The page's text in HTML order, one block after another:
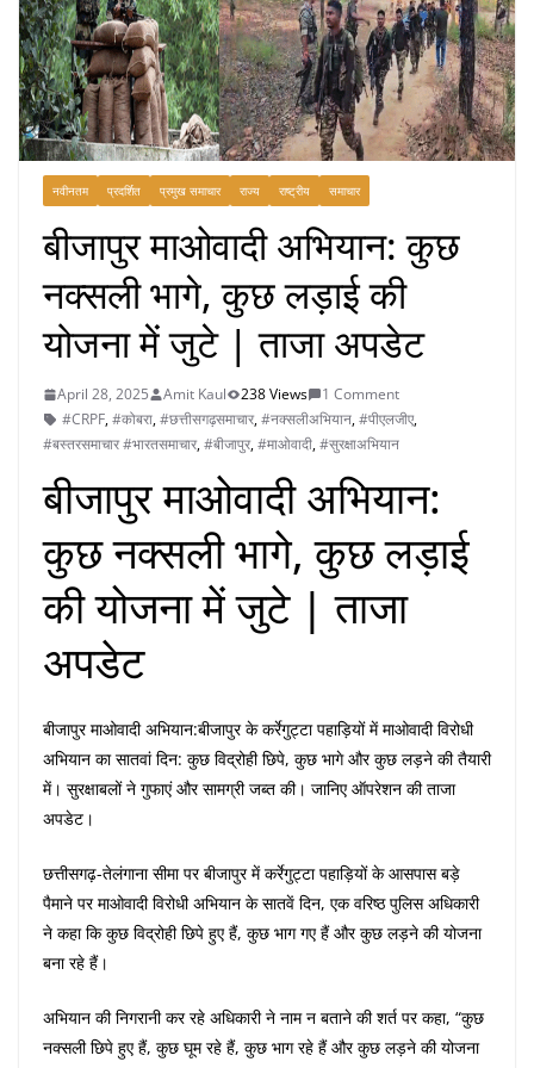
नवीनतम प्रदर्शित प्रमुख समाचार राज्य राष्ट्रीय समाचार
बीजापुर माओवादी अभियान: कुछ
नक्सली भागे, कुछ लड़ाई की
योजना में जुटे | ताजा अपडेट
April 28, 2025 Amit Kaul 238 Views
1 Comment
#CRPF,#कोबरा,#छत्तीसगढ़समाचार,#नक्सलीअभियान,#पीएलजीए,
#बस्तरसमाचार #भारतसमाचार,#बीजापुर,#माओवादी,#सुरक्षाअभियान
बीजापुर माओवादी अभियान:
कुछ नक्सली भागे, कुछ लड़ाई
की योजना में जुटे | ताजा
अपडेट
बीजापुर माओवादी अभियान:बीजापुर के कर्रेगुट्टा पहाड़ियों में माओवादी विरोधी
अभियान का सातवां दिन: कुछ विद्रोही छिपे, कुछ भागे और कुछ लड़ने की तैयारी
में। सुरक्षाबलों ने गुफाएं और सामग्री जब्त की। जानिए ऑपरेशन की ताजा
अपडेट।
छत्तीसगढ़-तेलंगाना सीमा पर बीजापुर में कर्रेगुट्टा पहाड़ियों के आसपास बड़े
पैमाने पर माओवादी विरोधी अभियान के सातवें दिन, एक वरिष्ठ पुलिस अधिकारी
ने कहा कि कुछ विद्रोही छिपे हुए हैं, कुछ भाग गए हैं और कुछ लड़ने की योजना
बना रहे हैं।
अभियान की निगरानी कर रहे अधिकारी ने नाम न बताने की शर्त पर कहा, “कुछ
नक्सली छिपे हुए हैं, कुछ घूम रहे हैं, कुछ भाग रहे हैं और कुछ लड़ने की योजना